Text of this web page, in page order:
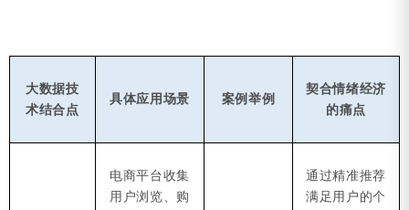
大数据技
术结合点
具体应用场景 案例举例
契合情绪经济
的痛点
电商平台收集
用户浏览、购
通过精准推荐
满足用户的个